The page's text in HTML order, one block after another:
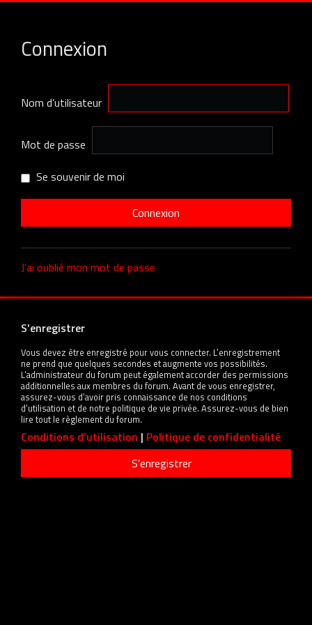
Connexion
Nom d’utilisateur
Mot de passe
Se souvenir de moi
J’ai oublié mon mot de passe
S’enregistrer
Vous devez être enregistré pour vous connecter. L’enregistrement
ne prend que quelques secondes et augmente vos possibilités.
L’administrateur du forum peut également accorder des permissions
additionnelles aux membres du forum. Avant de vous enregistrer,
assurez-vous d’avoir pris connaissance de nos conditions
d’utilisation et de notre politique de vie privée. Assurez-vous de bien
lire tout le règlement du forum.
Conditions d’utilisation | Politique de confidentialité
S’enregistrer